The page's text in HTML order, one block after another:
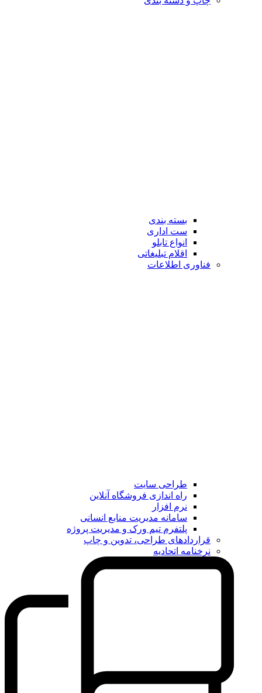
بسته بندی
ست اداری
انواع تابلو
اقلام تبلیغاتی
فناوری اطلاعات
طراحی سایت
راه اندازی فروشگاه آنلاین
نرم افزار
سامانه مدیریت منابع انسانی
پلتفرم تیم ورک و مدیریت پروژه
قراردادهای طراحی، تدوین و چاپ
نرخنامه اتحادیه